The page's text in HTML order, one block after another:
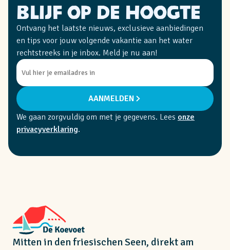
Blijf op de hoogte
Ontvang het laatste nieuws, exclusieve aanbiedingen
en tips voor jouw volgende vakantie aan het water
rechtstreeks in je inbox. Meld je nu aan!
AANMELDEN
We gaan zorgvuldig om met je gegevens. Lees onze
privacyverklaring.
Mitten in den friesischen Seen, direkt am